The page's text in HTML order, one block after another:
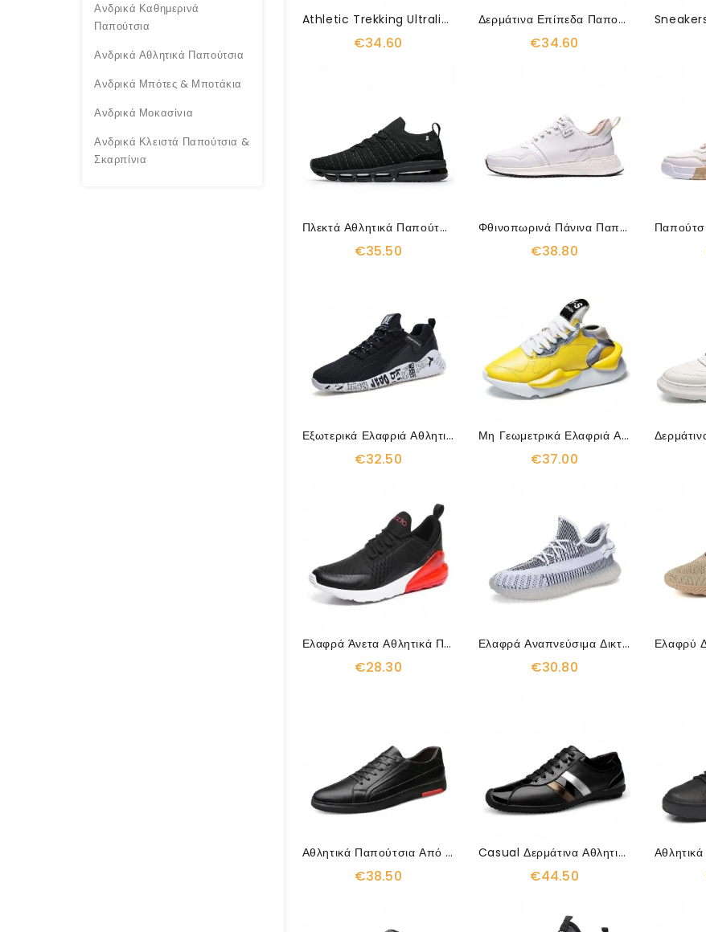
Ανδρικά Καθημερινά
Παπούτσια
Ανδρικά Αθλητικά Παπούτσια
Ανδρικά Μπότες & Μποτάκια
Ανδρικά Μοκασίνια
Ανδρικά Κλειστά Παπούτσια &
Σκαρπίνια
Athletic Trekking Ultralight Sneakers
€34.60
Δερμάτινα Επίπεδα Παπούτσια Sneakers Οξφόρδης Oxfords
€34.60
Πλεκτά Αθλητικά Παπούτσια Για Περπάτημα Που Αναπνέουν
€35.50
Φθινοπωρινά Πάνινα Παπούτσια Comfort Surface Running
€38.80
Εξωτερικά Ελαφριά Αθλητικά Παπούτσια
€32.50
Μη Γεωμετρικά Ελαφριά Αναπνεύσιμα Παπούτσια
€37.00
Ελαφρά Άνετα Αθλητικά Παπούτσια
€28.30
Ελαφρά Αναπνεύσιμα Δικτυωτά Παπούτσια
€30.80
Αθλητικά Παπούτσια Από Μασίφ Δέρμα
€38.50
Casual Δερμάτινα Αθλητικά Παπούτσια
€44.50